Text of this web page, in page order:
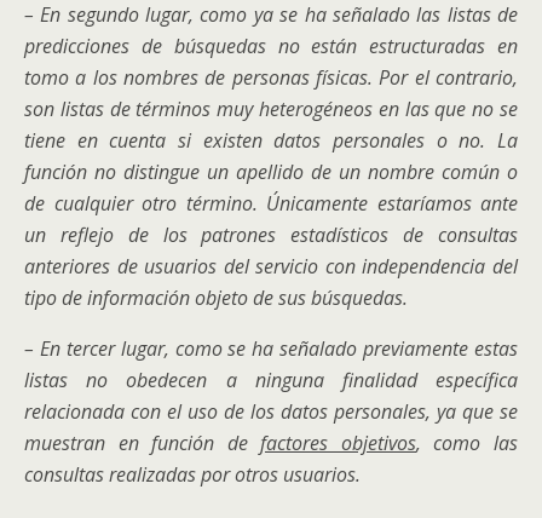
– En segundo lugar, como ya se ha señalado las listas de
predicciones de búsquedas no están estructuradas en
tomo a los nombres de personas físicas. Por el contrario,
son listas de términos muy heterogéneos en las que no se
tiene en cuenta si existen datos personales o no. La
función no distingue un apellido de un nombre común o
de cualquier otro término. Únicamente estaríamos ante
un reflejo de los patrones estadísticos de consultas
anteriores de usuarios del servicio con independencia del
tipo de información objeto de sus búsquedas.
– En tercer lugar, como se ha señalado previamente estas
listas no obedecen a ninguna finalidad específica
relacionada con el uso de los datos personales, ya que se
muestran en función defactores objetivos, como las
consultas realizadas por otros usuarios.